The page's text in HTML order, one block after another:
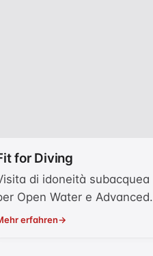
for Diving
di idoneità subacquea
Open Water e Advanced.
erfahren